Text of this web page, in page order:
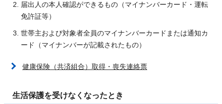
届出人の本人確認ができるもの（マイナンバーカード・運転
免許証等）
世帯主および対象者全員のマイナンバーカードまたは通知カ
ード（マイナンバーが記載されたもの）
健康保険（共済組合）取得・喪失連絡票
生活保護を受けなくなったとき